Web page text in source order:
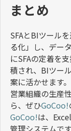
まとめ
SFAとBIツール
る化」し、デー
にSFAの定着を
積され、 BIツー
案に活かせます。
営業組織の生産
ら、ぜひGoCoo!
GoCoo!は、 Excel